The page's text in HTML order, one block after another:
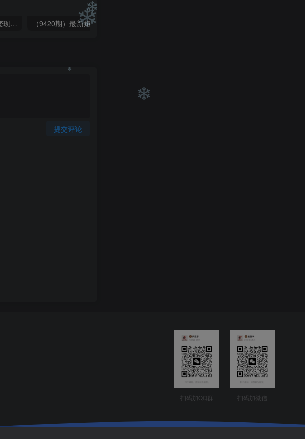
（8409期）几篇图文一周变现1500＋，深度拆解面试掘金项目，小白轻松上手
提交评论
扫码加QQ群 扫码加微信